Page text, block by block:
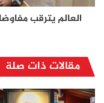
العالم يترقب
مقالات ذات صلة